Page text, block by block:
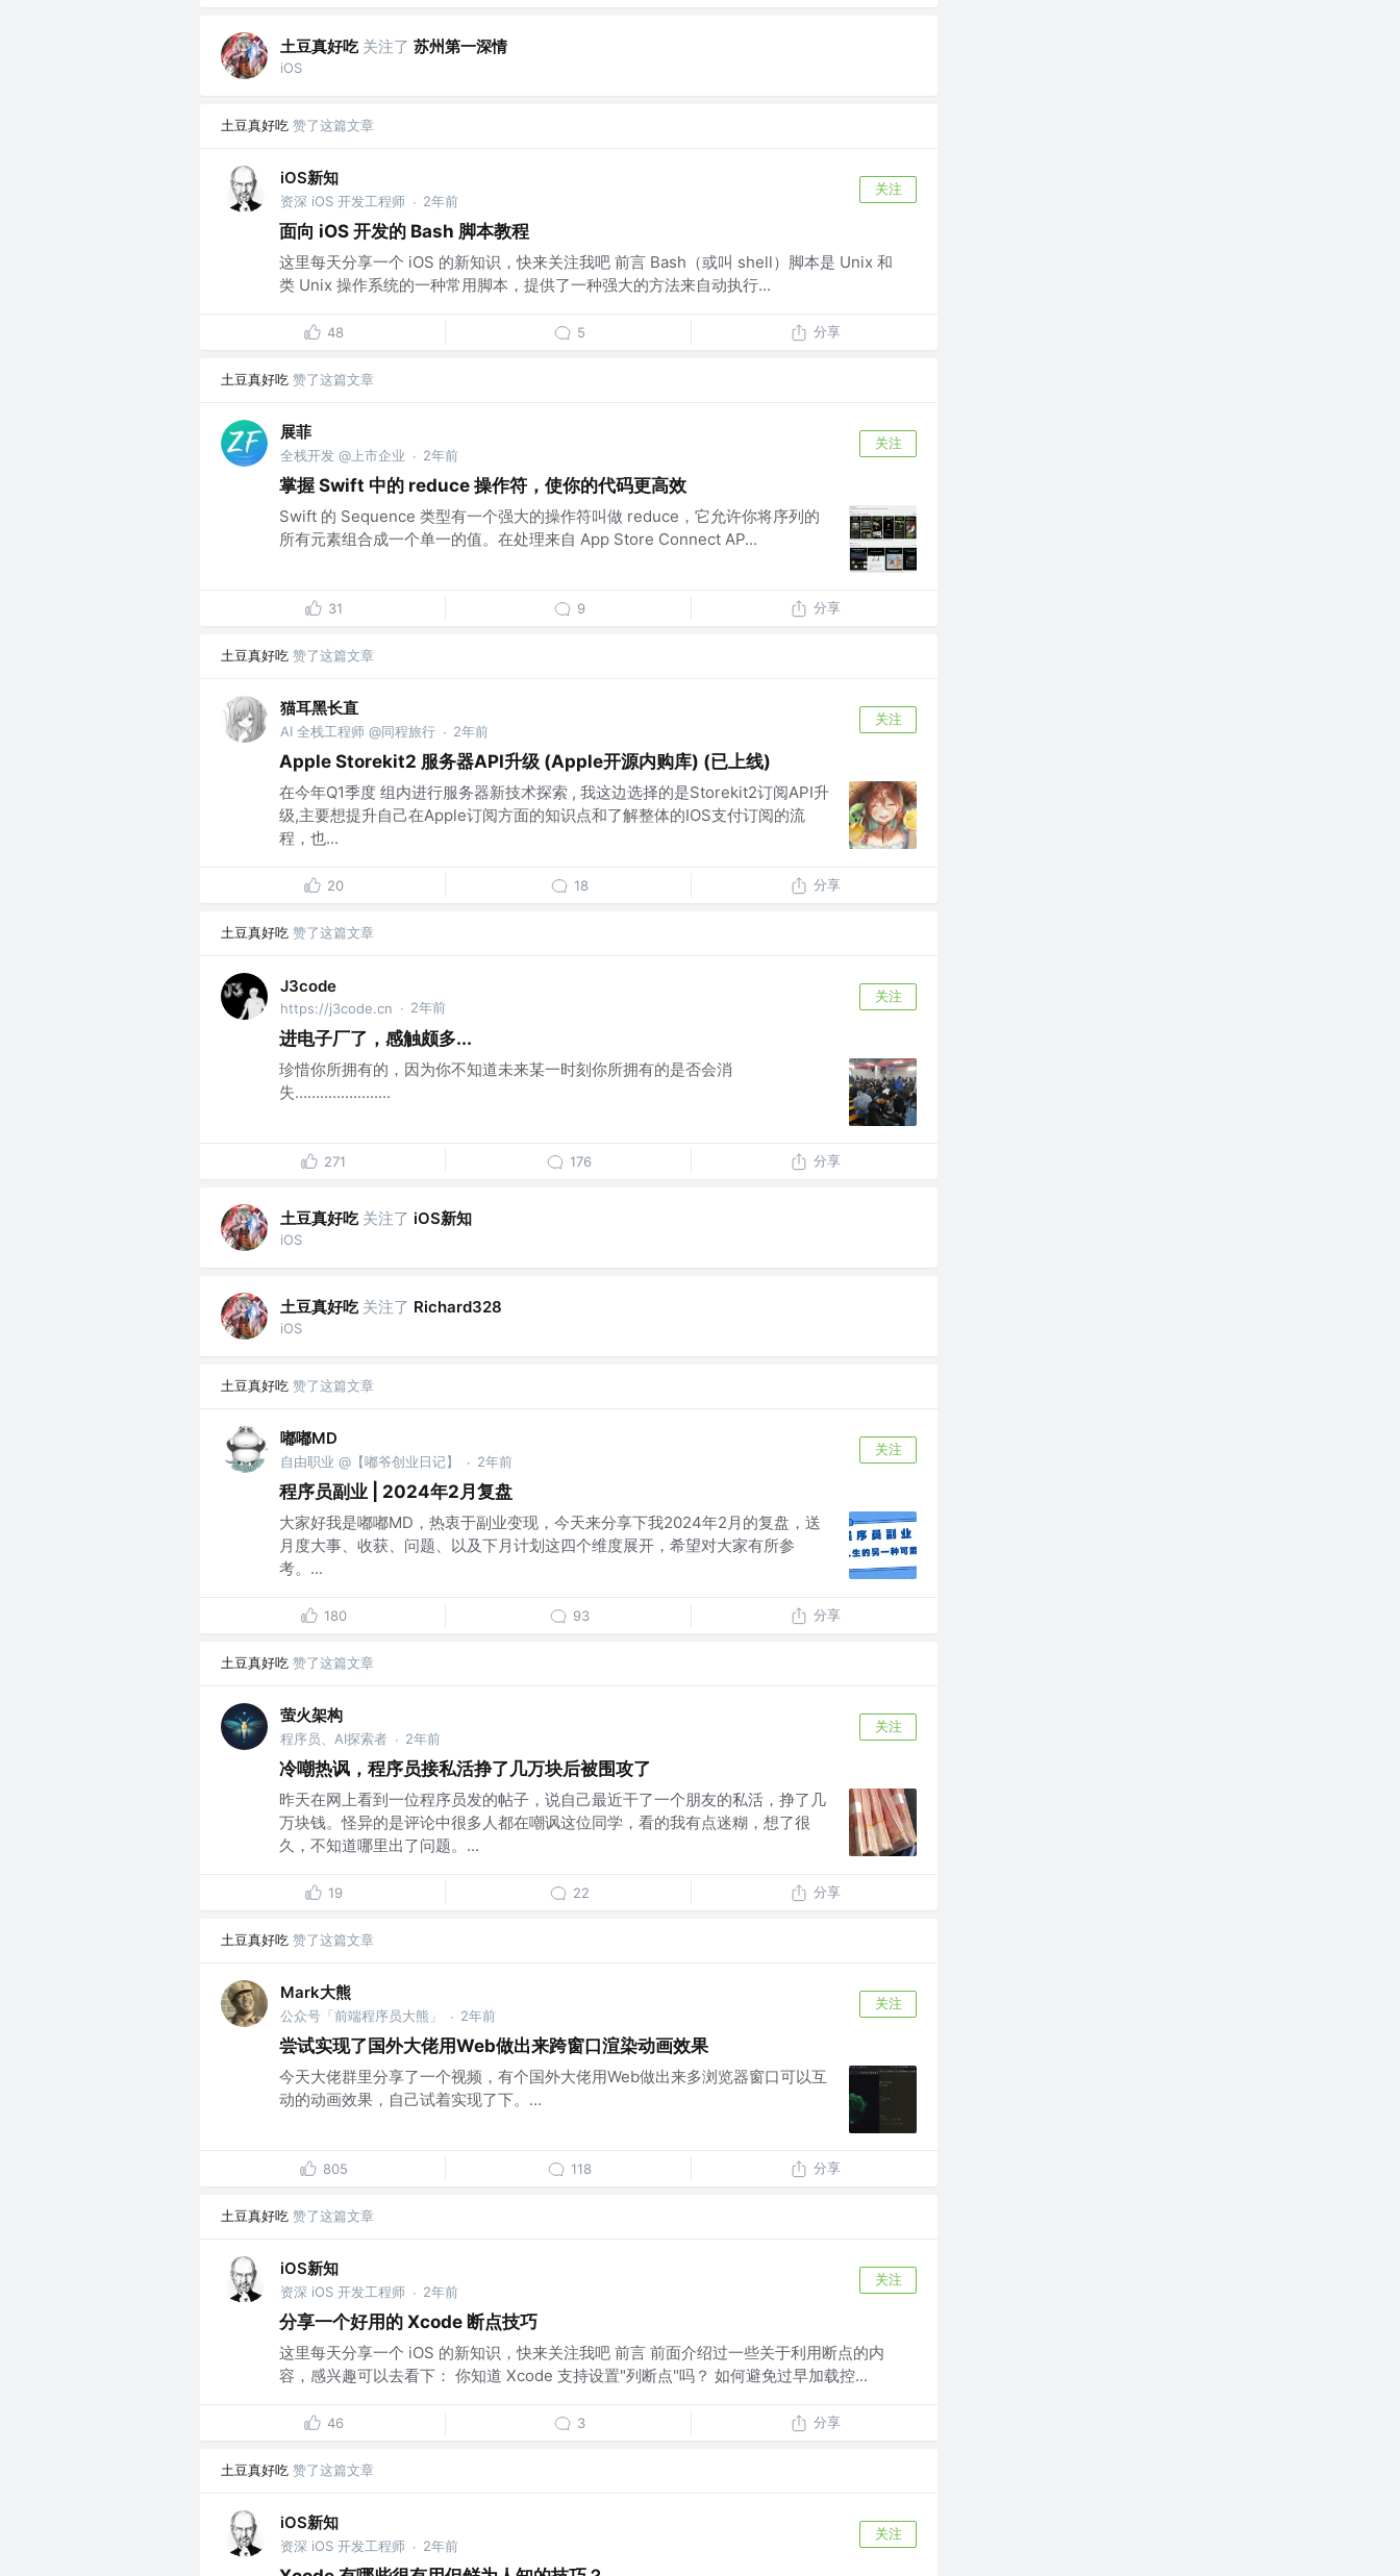
土豆真好吃 关注了 苏州第一深情
iOS
土豆真好吃 赞了这篇文章
iOS新知
资深 iOS 开发工程师 · 2年前
关注
面向 iOS 开发的 Bash 脚本教程
这里每天分享一个 iOS 的新知识，快来关注我吧 前言 Bash（或叫 shell）脚本是 Unix 和
类 Unix 操作系统的一种常用脚本，提供了一种强大的方法来自动执行...
48 5 分享
土豆真好吃 赞了这篇文章
展菲
全栈开发 @上市企业 · 2年前
关注
掌握 Swift 中的 reduce 操作符，使你的代码更高效
Swift 的 Sequence 类型有一个强大的操作符叫做 reduce，它允许你将序列的
所有元素组合成一个单一的值。在处理来自 App Store Connect AP...
31 9 分享
土豆真好吃 赞了这篇文章
猫耳黑长直
AI 全栈工程师 @同程旅行 · 2年前
关注
Apple Storekit2 服务器API升级 (Apple开源内购库) (已上线)
在今年Q1季度 组内进行服务器新技术探索 , 我这边选择的是Storekit2订阅API升
级,主要想提升自己在Apple订阅方面的知识点和了解整体的IOS支付订阅的流
程，也...
20 18 分享
土豆真好吃 赞了这篇文章
J3code
https://j3code.cn · 2年前
关注
进电子厂了，感触颇多...
珍惜你所拥有的，因为你不知道未来某一时刻你所拥有的是否会消
失.......................
271 176 分享
土豆真好吃 关注了 iOS新知
iOS
土豆真好吃 关注了 Richard328
iOS
土豆真好吃 赞了这篇文章
嘟嘟MD
自由职业 @【嘟爷创业日记】 · 2年前
关注
程序员副业 | 2024年2月复盘
大家好我是嘟嘟MD，热衷于副业变现，今天来分享下我2024年2月的复盘，送
月度大事、收获、问题、以及下月计划这四个维度展开，希望对大家有所参
考。...
180 93 分享
土豆真好吃 赞了这篇文章
萤火架构
程序员、AI探索者 · 2年前
关注
冷嘲热讽，程序员接私活挣了几万块后被围攻了
昨天在网上看到一位程序员发的帖子，说自己最近干了一个朋友的私活，挣了几
万块钱。怪异的是评论中很多人都在嘲讽这位同学，看的我有点迷糊，想了很
久，不知道哪里出了问题。...
19 22 分享
土豆真好吃 赞了这篇文章
Mark大熊
公众号「前端程序员大熊」 · 2年前
关注
尝试实现了国外大佬用Web做出来跨窗口渲染动画效果
今天大佬群里分享了一个视频，有个国外大佬用Web做出来多浏览器窗口可以互
动的动画效果，自己试着实现了下。...
805 118 分享
土豆真好吃 赞了这篇文章
iOS新知
资深 iOS 开发工程师 · 2年前
关注
分享一个好用的 Xcode 断点技巧
这里每天分享一个 iOS 的新知识，快来关注我吧 前言 前面介绍过一些关于利用断点的内
容，感兴趣可以去看下： 你知道 Xcode 支持设置"列断点"吗？ 如何避免过早加载控...
46 3 分享
土豆真好吃 赞了这篇文章
iOS新知
资深 iOS 开发工程师 · 2年前
关注